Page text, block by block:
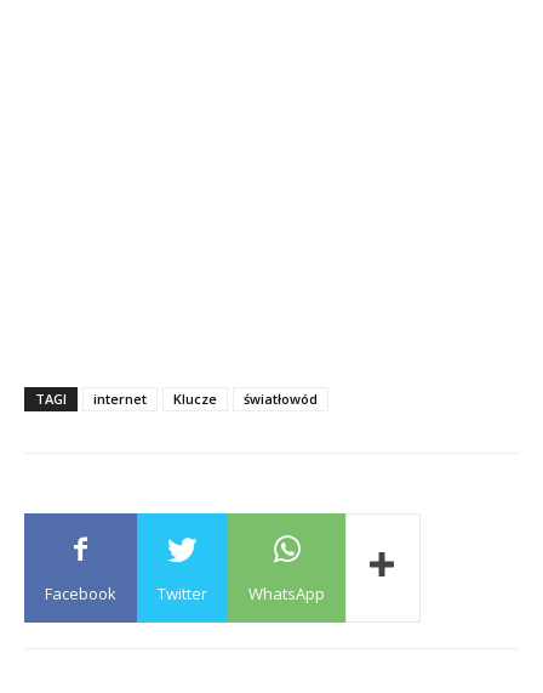
TAGI internet Klucze światłowód
Facebook Twitter WhatsApp